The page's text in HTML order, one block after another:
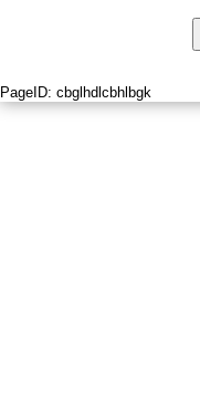
PageID: cbglhdlcbhlbgk